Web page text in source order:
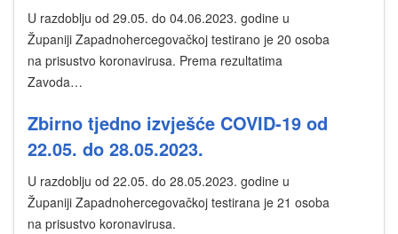
U razdoblju od 29.05. do 04.06.2023. godine u
Županiji Zapadnohercegovačkoj testirano je 20 osoba
na prisustvo koronavirusa. Prema rezultatima
Zavoda…
Zbirno tjedno izvješće COVID-19 od
22.05. do 28.05.2023.
U razdoblju od 22.05. do 28.05.2023. godine u
Županiji Zapadnohercegovačkoj testirana je 21 osoba
na prisustvo koronavirusa.